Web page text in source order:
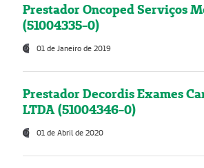
Prestador Oncoped Serviços
(51004335-0)
01 de Janeiro de 2019
Prestador Decordis Exames
LTDA (51004346-0)
01 de Abril de 2020